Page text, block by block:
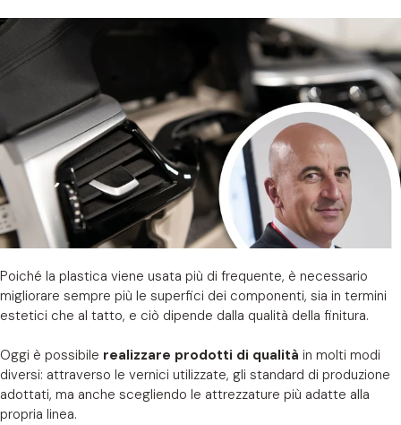
Poiché la plastica viene usata più di frequente, è necessario
migliorare sempre più le superfici dei componenti, sia in termini
estetici che al tatto, e ciò dipende dalla qualità della finitura.
Oggi è possibile realizzare prodotti di qualità in molti modi
diversi: attraverso le vernici utilizzate, gli standard di produzione
adottati, ma anche scegliendo le attrezzature più adatte alla
propria linea.